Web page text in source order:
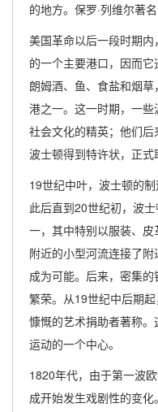
的地方。保罗·列维尔著
美国革命以后一段时期
的一个主要港口，因而
朗姆酒、鱼、食盐和烟
港之一。这一时期，一
社会文化的精英；他们后
波士顿得到特许状，正式
19世纪中叶，波士顿的
此后直到20世纪初，波
一，其中特别以服装、
附近的小型河流连接了
成为可能。后来，密集
繁荣。从19世纪中后期
慷慨的艺术捐助者著称
运动的一个中心。
1820年代，由于第一波
成开始发生戏剧性的变